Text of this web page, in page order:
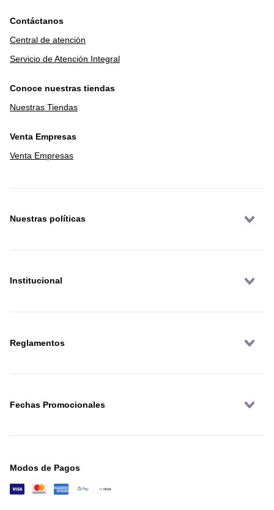
Contáctanos
Central de atención
Servicio de Atención Integral
Conoce nuestras tiendas
Nuestras Tiendas
Venta Empresas
Venta Empresas
Nuestras políticas
Institucional
Reglamentos
Fechas Promocionales
Modos de Pagos